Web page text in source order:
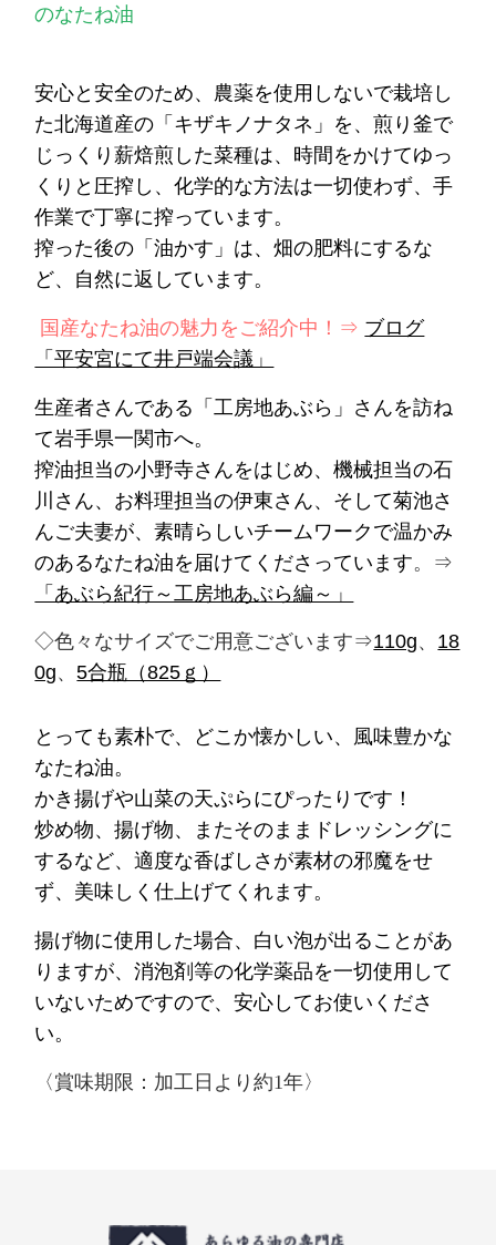
のなたね油
安心と安全のため、農薬を使用しないで栽培し
た北海道産の「キザキノナタネ」を、煎り釜で
じっくり薪焙煎した菜種は、時間をかけてゆっ
くりと圧搾し、化学的な方法は一切使わず、手
作業で丁寧に搾っています。
搾った後の「油かす」は、畑の肥料にするな
ど、自然に返しています。
国産なたね油の魅力をご紹介中！⇒ ブログ
「平安宮にて井戸端会議」
生産者さんである「工房地あぶら」さんを訪ね
て岩手県一関市へ。
搾油担当の小野寺さんをはじめ、機械担当の石
川さん、お料理担当の伊東さん、そして菊池さ
んご夫妻が、素晴らしいチームワークで温かみ
のあるなたね油を届けてくださっています。⇒
「あぶら紀行～工房地あぶら編～」
◇色々なサイズでご用意ございます⇒110g、 18
0g、5合瓶（825ｇ）
とっても素朴で、どこか懐かしい、風味豊かな
なたね油。
かき揚げや山菜の天ぷらにぴったりです！
炒め物、揚げ物、またそのままドレッシングに
するなど、適度な香ばしさが素材の邪魔をせ
ず、美味しく仕上げてくれます。
揚げ物に使用した場合、白い泡が出ることがあ
りますが、消泡剤等の化学薬品を一切使用して
いないためですので、安心してお使いくださ
い。
〈賞味期限：加工日より約1年〉